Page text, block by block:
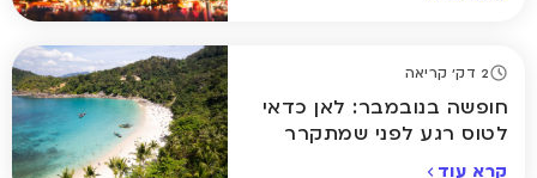
2 דק' קריאה
חופשה בנובמבר: לאן כדאי
לטוס רגע לפני שמתקרר
קרא עוד